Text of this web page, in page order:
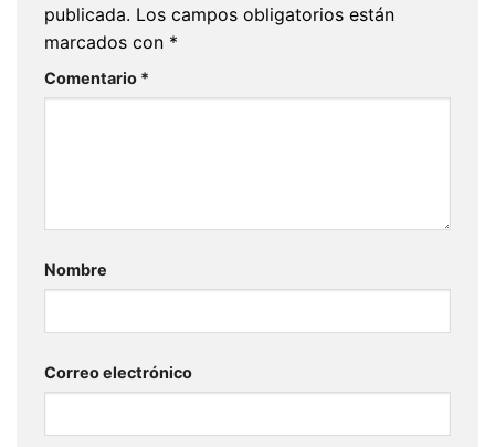
publicada. Los campos obligatorios están
marcados con *
Comentario *
Nombre
Correo electrónico